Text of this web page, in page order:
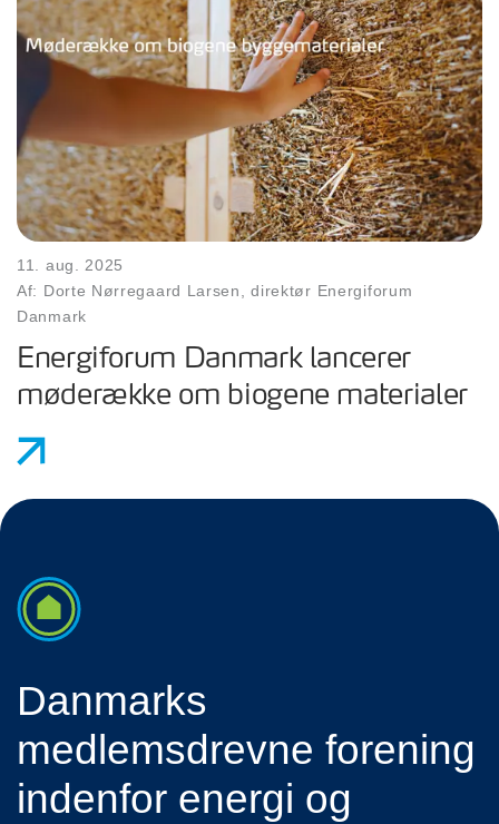
11. aug. 2025
Af: Dorte Nørregaard Larsen, direktør Energiforum
Danmark
Energiforum Danmark lancerer
møderække om biogene materialer
Danmarks
medlemsdrevne forening
indenfor energi og